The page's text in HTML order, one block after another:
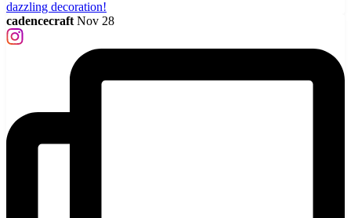
cadencecraft Nov 28